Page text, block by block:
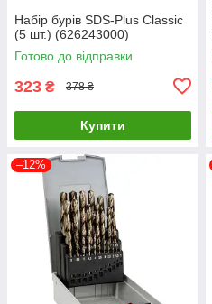
Набір бурів SDS-Plus Classic
(5 шт.) (626243000)
Готово до відправки
323 ₴ 378 ₴
Купити
–12%